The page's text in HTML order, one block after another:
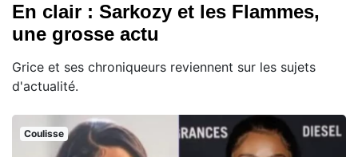
En clair : Sarkozy et les Flammes,
une grosse actu
Grice et ses chroniqueurs reviennent sur les sujets
d'actualité.
Coulisse